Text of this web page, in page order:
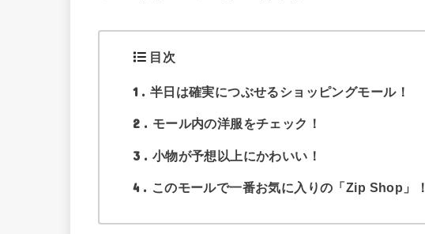
目次
1 半日は確実につぶせるショッピングモール！
2 モール内の洋服をチェック！
3 小物が予想以上にかわいい！
4 このモールで一番お気に入りの「Zip Shop」！